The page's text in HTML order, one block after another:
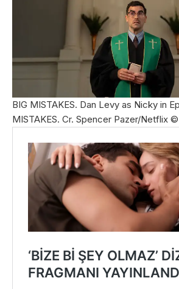
BIG MISTAKES. Dan Levy as Nicky in
MISTAKES. Cr. Spencer Pazer/Netflix